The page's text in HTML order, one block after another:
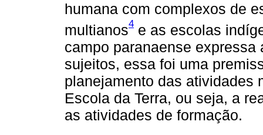
humana com complexos de
multianos4 e as escolas
campo paranaense
sujeitos, essa foi uma
planejamento das atividades
Escola da Terra, ou seja, a
as atividades de formação.